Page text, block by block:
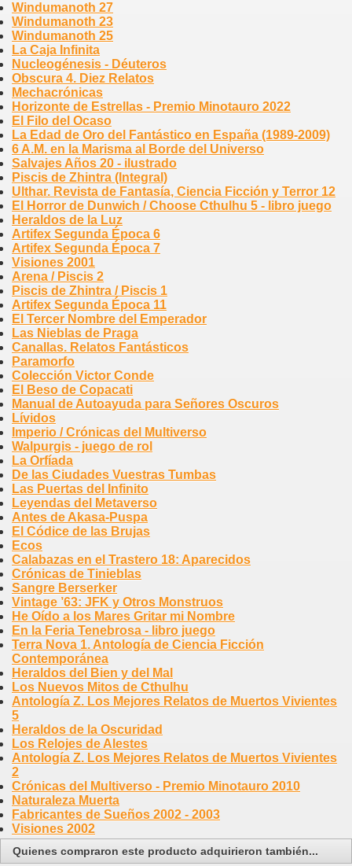
Windumanoth 27
Windumanoth 23
Windumanoth 25
La Caja Infinita
Nucleogénesis - Déuteros
Obscura 4. Diez Relatos
Mechacrónicas
Horizonte de Estrellas - Premio Minotauro 2022
El Filo del Ocaso
La Edad de Oro del Fantástico en España (1989-2009)
6 A.M. en la Marisma al Borde del Universo
Salvajes Años 20 - ilustrado
Piscis de Zhintra (Integral)
Ulthar. Revista de Fantasía, Ciencia Ficción y Terror 12
El Horror de Dunwich / Choose Cthulhu 5 - libro juego
Heraldos de la Luz
Artifex Segunda Época 6
Artifex Segunda Época 7
Visiones 2001
Arena / Piscis 2
Piscis de Zhintra / Piscis 1
Artifex Segunda Época 11
El Tercer Nombre del Emperador
Las Nieblas de Praga
Canallas. Relatos Fantásticos
Paramorfo
Colección Victor Conde
El Beso de Copacati
Manual de Autoayuda para Señores Oscuros
Lívidos
Imperio / Crónicas del Multiverso
Walpurgis - juego de rol
La Orfíada
De las Ciudades Vuestras Tumbas
Las Puertas del Infinito
Leyendas del Metaverso
Antes de Akasa-Puspa
El Códice de las Brujas
Ecos
Calabazas en el Trastero 18: Aparecidos
Crónicas de Tinieblas
Sangre Berserker
Vintage ’63: JFK y Otros Monstruos
He Oído a los Mares Gritar mi Nombre
En la Feria Tenebrosa - libro juego
Terra Nova 1. Antología de Ciencia Ficción
Contemporánea
Heraldos del Bien y del Mal
Los Nuevos Mitos de Cthulhu
Antología Z. Los Mejores Relatos de Muertos Vivientes
5
Heraldos de la Oscuridad
Los Relojes de Alestes
Antología Z. Los Mejores Relatos de Muertos Vivientes
2
Crónicas del Multiverso - Premio Minotauro 2010
Naturaleza Muerta
Fabricantes de Sueños 2002 - 2003
Visiones 2002
Quienes compraron este producto adquirieron también...